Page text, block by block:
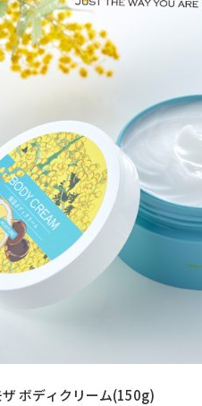
ミアミモザ ボディクリーム(150g)